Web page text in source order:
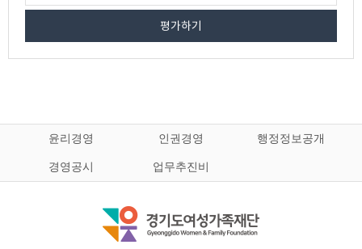
평가하기
윤리경영 인권경영 행정정보공개
경영공시 업무추진비